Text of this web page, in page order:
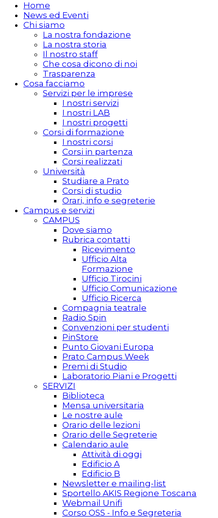
Home
News ed Eventi
Chi siamo
La nostra fondazione
La nostra storia
Il nostro staff
Che cosa dicono di noi
Trasparenza
Cosa facciamo
Servizi per le imprese
I nostri servizi
I nostri LAB
I nostri progetti
Corsi di formazione
I nostri corsi
Corsi in partenza
Corsi realizzati
Università
Studiare a Prato
Corsi di studio
Orari, info e segreterie
Campus e servizi
CAMPUS
Dove siamo
Rubrica contatti
Ricevimento
Ufficio Alta
Formazione
Ufficio Tirocini
Ufficio Comunicazione
Ufficio Ricerca
Compagnia teatrale
Radio Spin
Convenzioni per studenti
PinStore
Punto Giovani Europa
Prato Campus Week
Premi di Studio
Laboratorio Piani e Progetti
SERVIZI
Biblioteca
Mensa universitaria
Le nostre aule
Orario delle lezioni
Orario delle Segreterie
Calendario aule
Attività di oggi
Edificio A
Edificio B
Newsletter e mailing-list
Sportello AKIS Regione Toscana
Webmail Unifi
Corso OSS - Info e Segreteria